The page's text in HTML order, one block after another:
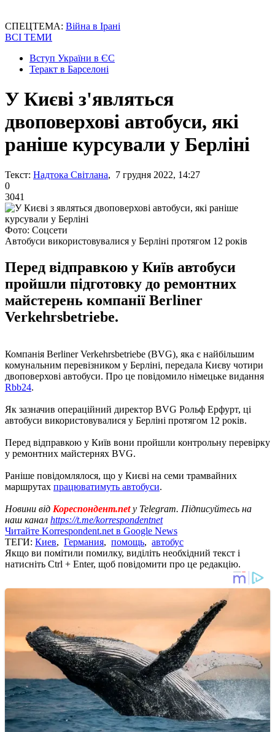
СПЕЦТЕМА: Війна в Ірані
ВСІ ТЕМИ
Вступ України в ЄС
Теракт в Барселоні
У Києві з'являться
двоповерхові автобуси, які
раніше курсували у Берліні
Текст: Надтока Світлана, 7 грудня 2022, 14:27
0
3041
Фото: Соцсети
Автобуси використовувалися у Берліні протягом 12 років
Перед відправкою у Київ автобуси
пройшли підготовку до ремонтних
майстерень компанії Berliner
Verkehrsbetriebe.
Компанія Berliner Verkehrsbetriebe (BVG), яка є найбільшим
комунальним перевізником у Берліні, передала Києву чотири
двоповерхові автобуси. Про це повідомило німецьке видання
Rbb24.
Як зазначив операційний директор BVG Рольф Ерфурт, ці
автобуси використовувалися у Берліні протягом 12 років.
Перед відправкою у Київ вони пройшли контрольну перевірку
у ремонтних майстернях BVG.
Раніше повідомлялося, що у Києві на семи трамвайних
маршрутах працюватимуть автобуси.
Новини від Кореспондент.netу Telegram. Підписуйтесь на
наш канал https://t.me/korrespondentnet
Читайте Korrespondent.net в Google News
ТЕГИ: Киев, Германия, помощь, автобус
Якщо ви помітили помилку, виділіть необхідний текст і
натисніть Ctrl + Enter, щоб повідомити про це редакцію.